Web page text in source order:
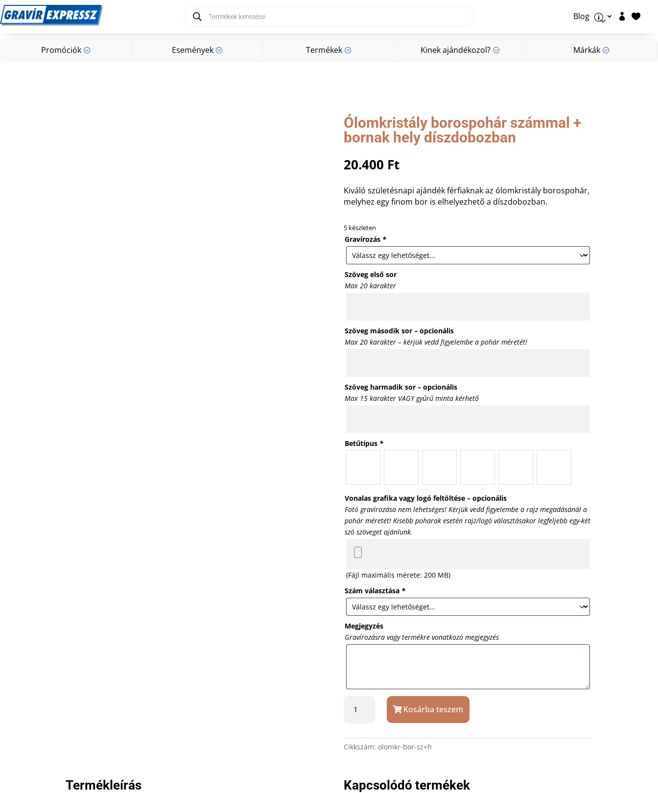
search Blog p  
Promóciók ; Események ; Termékek ; Kinek ajándékozol? ; Márkák ;
Promóciók; Események Márkák;
Ólomkristály borospohár számmal +
bornak hely díszdobozban
20.400 Ft
Kiváló születésnapi ajándék férfiaknak az ólomkristály borospohár,
melyhez egy finom bor is elhelyezhető a díszdobozban.
5 készleten
Gravírozás *
Szöveg első sor
Max 20 karakter
Szöveg második sor – opcionális
Max 20 karakter – kérjük vedd figyelembe a pohár méretét!
Szöveg harmadik sor – opcionális
Max 15 karakter VAGY gyűrű minta kérhető
Betűtípus *
Vonalas grafika vagy logó feltöltése – opcionális
Fotó gravírozása nem lehetséges! Kérjük vedd figyelembe a rajz megadásánál a
pohár méretét! Kisebb poharak esetén rajz/logó választásakor legfeljebb egy-két
szó szöveget ajánlunk.
(Fájl maximális mérete: 200 MB)
Szám választása *
Megjegyzés
Gravírozásra vagy termékre vonatkozó megjegyzés
borospohár
bornak
mennyiség
Kosárba teszem
Cikkszám: olomkr-bor-sz+h
Termékleírás Kapcsolódó termékek